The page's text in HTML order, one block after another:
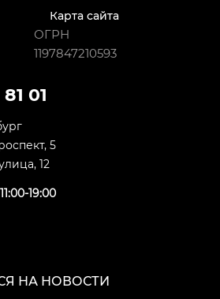
Карта сайта
ОГРН
1197847210593
01
5
12
11:00-19:00
НА НОВОСТИ